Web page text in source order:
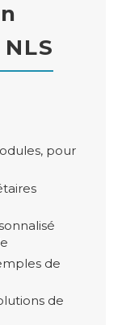
pour
de
de